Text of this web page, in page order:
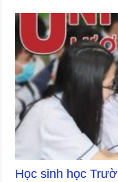
Học sinh học